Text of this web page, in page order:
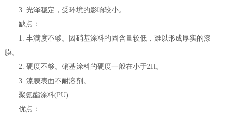
3. 光泽稳定，受环境的影响较小。
缺点：
1. 丰满度不够。因硝基涂料的固含量较低，难以形成厚实的漆
膜。
2. 硬度不够。硝基涂料的硬度一般在小于2H。
3. 漆膜表面不耐溶剂。
聚氨酯涂料(PU)
优点：